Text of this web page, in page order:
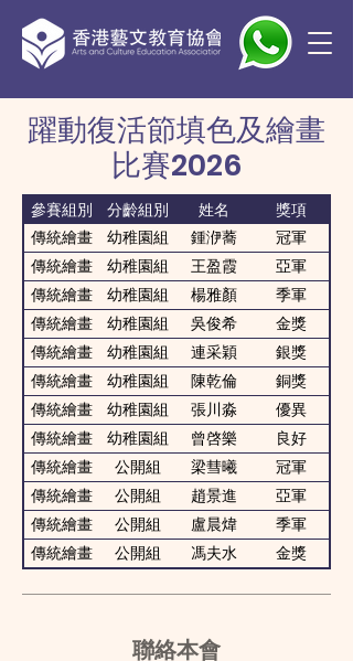
躍動復活節填色及繪畫
比賽2026
參賽組別 分齡組別 姓名
獎項
傳統繪畫
幼稚園組 鍾洢蕎
冠軍
傳統繪畫
幼稚園組 王盈霞
亞軍
傳統繪畫
幼稚園組 楊雅顏
季軍
傳統繪畫
幼稚園組 吳俊希
金獎
傳統繪畫
幼稚園組 連采穎
銀獎
傳統繪畫
幼稚園組 陳乾倫
銅獎
傳統繪畫
幼稚園組 張川淼
優異
傳統繪畫
幼稚園組 曾啓樂
良好
傳統繪畫
公開組 梁彗曦
冠軍
傳統繪畫
公開組 趙景進
亞軍
傳統繪畫
公開組 盧晨煒
季軍
傳統繪畫
公開組 馮夫水 金獎
聯絡本會